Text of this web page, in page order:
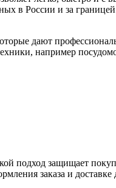
в России и за
дают
например
подход защищает
заказа и доставке